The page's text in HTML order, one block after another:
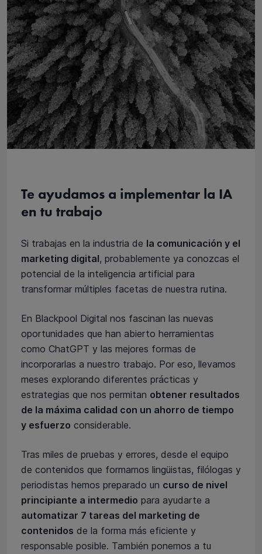
Te ayudamos a implementar la IA
en tu trabajo
Si trabajas en la industria de la comunicación y el
marketing digital, probablemente ya conozcas el
potencial de la inteligencia artificial para
transformar múltiples facetas de nuestra rutina.
En Blackpool Digital nos fascinan las nuevas
oportunidades que han abierto herramientas
como ChatGPT y las mejores formas de
incorporarlas a nuestro trabajo. Por eso, llevamos
meses explorando diferentes prácticas y
estrategias que nos permitan obtener resultados
de la máxima calidad con un ahorro de tiempo
y esfuerzo considerable.
Tras miles de pruebas y errores, desde el equipo
de contenidos que formamos lingüistas, filólogas y
periodistas hemos preparado un curso de nivel
principiante a intermedio para ayudarte a
automatizar 7 tareas del marketing de
contenidos de la forma más eficiente y
responsable posible. También ponemos a tu